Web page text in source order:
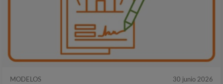
MODELOS 30 junio 2026